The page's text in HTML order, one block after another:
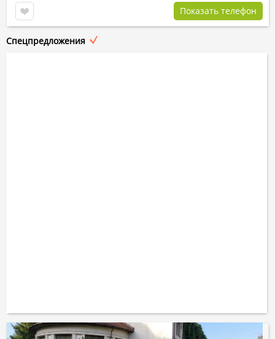
Показать телефон
Спецпредложения